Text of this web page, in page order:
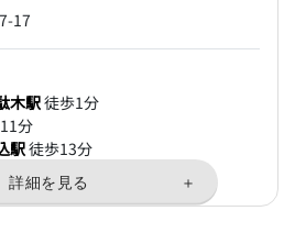
17
木駅徒歩1分
分
駅徒歩13分